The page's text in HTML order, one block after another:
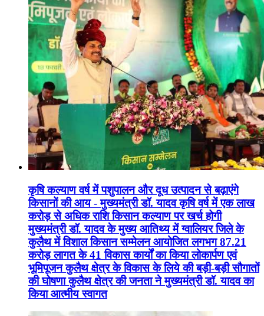
कृषि कल्याण वर्ष में पशुपालन और दूध उत्पादन से बढ़ाएंगे
किसानों की आय - मुख्यमंत्री डॉ. यादव कृषि वर्ष में एक लाख
करोड़ से अधिक राशि किसान कल्याण पर खर्च होगी
मुख्यमंत्री डॉ. यादव के मुख्य आतिथ्य में ग्वालियर जिले के
कुलैथ में विशाल किसान सम्मेलन आयोजित लगभग 87.21
करोड़ लागत के 41 विकास कार्यों का किया लोकार्पण एवं
भूमिपूजन कुलैथ क्षेत्र के विकास के लिये की बड़ी-बड़ी सौगातों
की घोषणा कुलैथ क्षेत्र की जनता ने मुख्यमंत्री डॉ. यादव का
किया आत्मीय स्वागत